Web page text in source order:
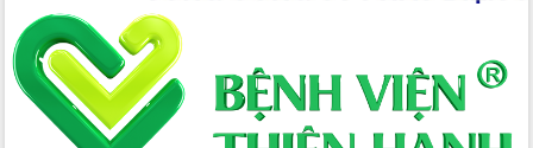
Triển khai đồng bộ đo đạc, lập hồ sơ
địa chính, hoàn thiện cơ sở dữ liệu đất
đai
Ứng dụng sinh trắc học - Bước tiến
trong hành trình chuyển đổi số tại Đắk